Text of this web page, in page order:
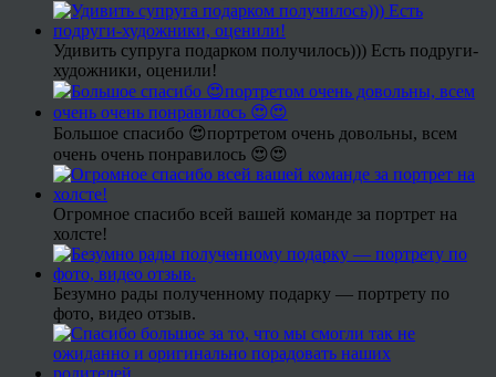
Удивить супруга подарком получилось))) Есть подруги-
художники, оценили!
Большое спасибо 😍портретом очень довольны, всем
очень очень понравилось 😍😍
Огромное спасибо всей вашей команде за портрет на
холсте!
Безумно рады полученному подарку — портрету по
фото, видео отзыв.